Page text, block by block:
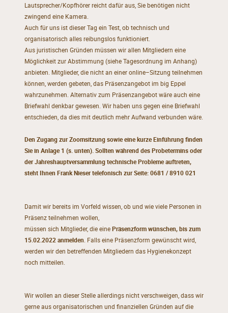
Lautsprecher/Kopfhörer reicht dafür aus, Sie benötigen nicht
zwingend eine Kamera.
Auch für uns ist dieser Tag ein Test, ob technisch und
organisatorisch alles reibungslos funktioniert.
Aus juristischen Gründen müssen wir allen Mitgliedern eine
Möglichkeit zur Abstimmung (sieheTagesordnung im Anhang)
anbieten. Mitglieder, die nicht an einer online–Sitzung teilnehmen
können,werden gebeten, das Präsenzangebot im big Eppel
wahrzunehmen. Alternativ zum Präsenzangebotwäre auch eine
Briefwahl denkbar gewesen. Wir haben uns gegen eine Briefwahl
entschieden, da dies mitdeutlich mehr Aufwand verbunden wäre.
Den Zugang zur Zoomsitzung sowie eine kurze Einführung finden
Sie in Anlage 1 (s. unten). Sollten während des Probetermins oder
der Jahreshauptversammlung technische Probleme auftreten,
steht Ihnen Frank Nieser telefonisch zur Seite: 0681 / 8910 021
Damit wir bereits im Vorfeld wissen, ob und wie viele Personen in
Präsenz teilnehmen wollen,
müssen sich Mitglieder, die einePräsenzform wünschen,bis zum
15.02.2022anmelden. Falls eine Präsenzform gewünscht wird,
werden wir den betreffenden Mitgliedern das Hygienekonzept
noch mitteilen.
Wir wollen an dieser Stelleallerdings nicht verschweigen, dass wir
gerne aus organisatorischen und finanziellen Gründen auf die